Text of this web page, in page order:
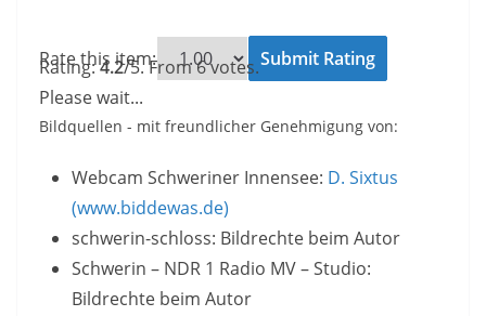
Rate this item: Submit Rating
Rating:4.2/5. From 6 votes.
Please wait...
Bildquellen - mit freundlicher Genehmigung von:
Webcam Schweriner Innensee: D. Sixtus
(www.biddewas.de)
schwerin-schloss: Bildrechte beim Autor
Schwerin – NDR 1 Radio MV – Studio:
Bildrechte beim Autor